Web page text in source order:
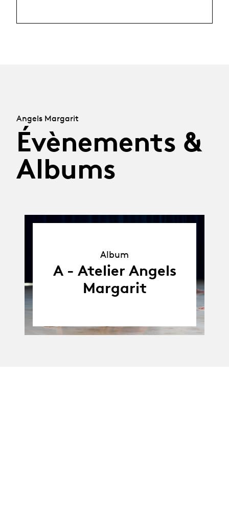
Angels Margarit
Évènements &
Albums
Album
A - Atelier Angels
Margarit